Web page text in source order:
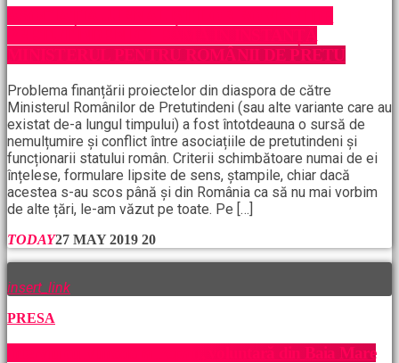
MINISTERUL PENTRU ROMÂNII DE PRETU
Problema finanțării proiectelor din diaspora de către
Ministerul Românilor de Pretutindeni (sau alte variante care au
existat de-a lungul timpului) a fost întotdeauna o sursă de
nemulțumire și conflict între asociațiile de pretutindeni și
funcționarii statului român. Criterii schimbătoare numai de ei
înțelese, formulare lipsite de sens, ștampile, chiar dacă
acestea s-au scos până și din România ca să nu mai vorbim
de alte țări, le-am văzut pe toate. Pe […]
TODAY27 MAY 2019 20
insert_link
PRESA
Interviu cu Minodora Popan, voluntară din Baia Mare